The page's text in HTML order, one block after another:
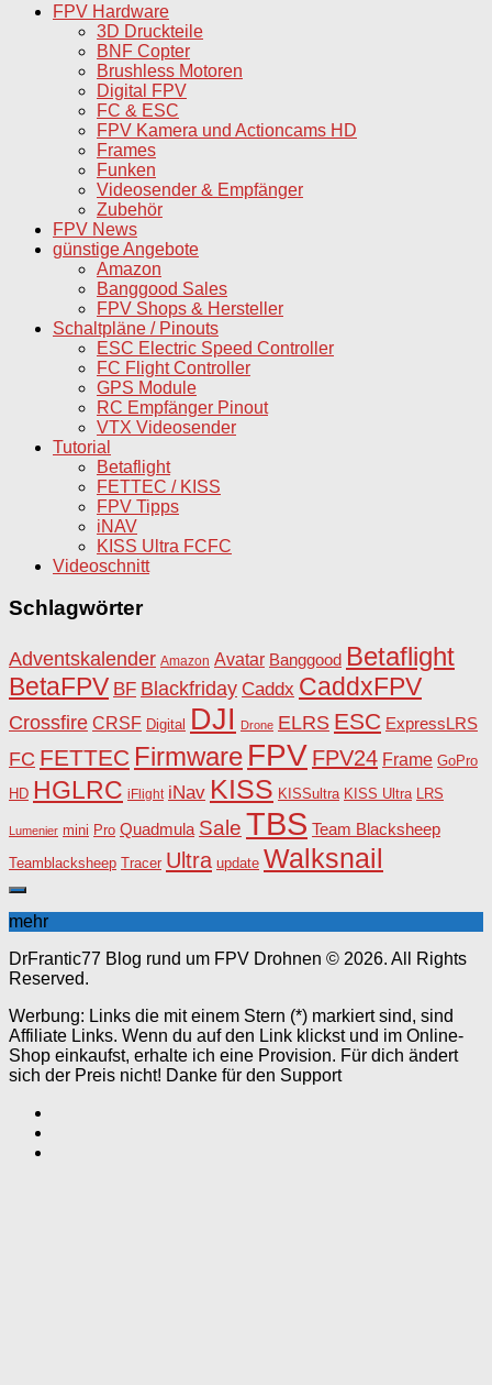
FPV Hardware
3D Druckteile
BNF Copter
Brushless Motoren
Digital FPV
FC & ESC
FPV Kamera und Actioncams HD
Frames
Funken
Videosender & Empfänger
Zubehör
FPV News
günstige Angebote
Amazon
Banggood Sales
FPV Shops & Hersteller
Schaltpläne / Pinouts
ESC Electric Speed Controller
FC Flight Controller
GPS Module
RC Empfänger Pinout
VTX Videosender
Tutorial
Betaflight
FETTEC / KISS
FPV Tipps
iNAV
KISS Ultra FCFC
Videoschnitt
Schlagwörter
Adventskalender Amazon Avatar Banggood Betaflight
BetaFPV BF Blackfriday Caddx CaddxFPV
Crossfire CRSF Digital DJI Drone ELRS ESC ExpressLRS
FC FETTEC Firmware FPV FPV24 Frame GoPro
HD HGLRC iFlight iNav KISS KISSultra KISS Ultra LRS
Lumenier mini Pro Quadmula Sale TBS Team Blacksheep
Teamblacksheep Tracer Ultra update Walksnail
mehr
DrFrantic77 Blog rund um FPV Drohnen © 2026. All Rights
Reserved.
Werbung: Links die mit einem Stern (*) markiert sind, sind
Affiliate Links. Wenn du auf den Link klickst und im Online-
Shop einkaufst, erhalte ich eine Provision. Für dich ändert
sich der Preis nicht! Danke für den Support